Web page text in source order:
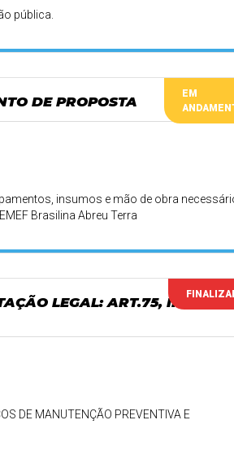
pública.
EM
DE PROPOSTA
insumos e mão de obra
Brasilina Abreu Terra
LEGAL: ART.75, II DA
DE MANUTENÇÃO PREVENTIVA E